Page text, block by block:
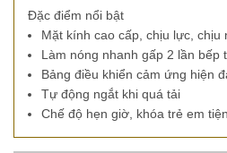
Đặc điểm nổi bật
Mặt kính cao cấp, chịu lực, chịu
Làm nóng nhanh gấp 2 lần bếp
Bảng điều khiển cảm ứng hiện
Tự động ngắt khi quá tải
Chế độ hẹn giờ, khóa trẻ em